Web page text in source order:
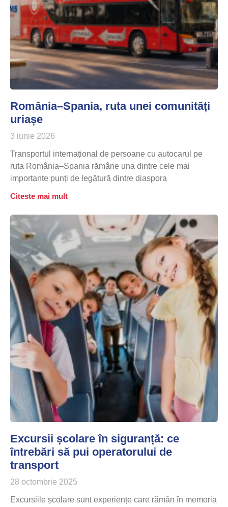
România–Spania, ruta unei comunități
uriașe
3 iunie 2026
Transportul internațional de persoane cu autocarul pe
ruta România–Spania rămâne una dintre cele mai
importante punți de legătură dintre diaspora
Citeste mai mult
Excursii școlare în siguranță: ce
întrebări să pui operatorului de
transport
28 octombrie 2025
Excursiile școlare sunt experiențe care rămân în memoria